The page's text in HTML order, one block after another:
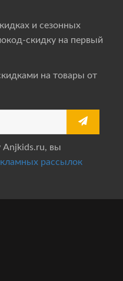
и сезонных
скидку на первый
на товары от
Anjkids.ru, вы
рассылок